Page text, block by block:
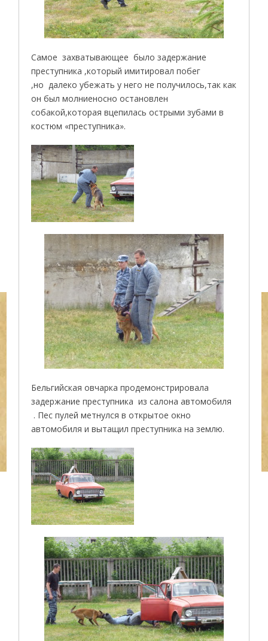
Самое захватывающее было задержание
преступника ,который имитировал побег
,но далеко убежать у него не получилось,так как
он был молниеносно остановлен
собакой,которая вцепилась острыми зубами в
костюм «преступника».
Бельгийская овчарка продемонстрировала
задержание преступника из салона автомобиля
. Пес пулей метнулся в открытое окно
автомобиля и вытащил преступника на землю.